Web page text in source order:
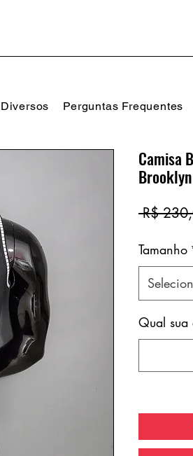
Perguntas Frequentes
Camisa
R$
Tamanho
Qual sua